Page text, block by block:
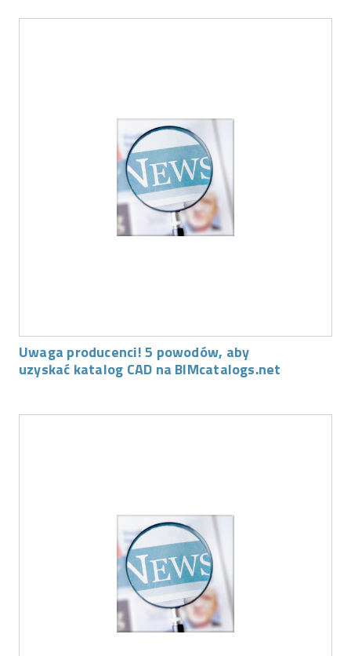
Uwaga producenci! 5 powodów, aby
uzyskać katalog CAD na BIMcatalogs.net